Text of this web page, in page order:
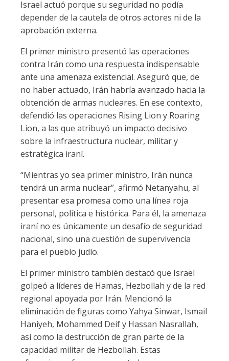
Israel actuó porque su seguridad no podía
depender de la cautela de otros actores ni de la
aprobación externa.
El primer ministro presentó las operaciones
contra Irán como una respuesta indispensable
ante una amenaza existencial. Aseguró que, de
no haber actuado, Irán habría avanzado hacia la
obtención de armas nucleares. En ese contexto,
defendió las operaciones Rising Lion y Roaring
Lion, a las que atribuyó un impacto decisivo
sobre la infraestructura nuclear, militar y
estratégica iraní.
“Mientras yo sea primer ministro, Irán nunca
tendrá un arma nuclear”, afirmó Netanyahu, al
presentar esa promesa como una línea roja
personal, política e histórica. Para él, la amenaza
iraní no es únicamente un desafío de seguridad
nacional, sino una cuestión de supervivencia
para el pueblo judío.
El primer ministro también destacó que Israel
golpeó a líderes de Hamas, Hezbollah y de la red
regional apoyada por Irán. Mencionó la
eliminación de figuras como Yahya Sinwar, Ismail
Haniyeh, Mohammed Deif y Hassan Nasrallah,
así como la destrucción de gran parte de la
capacidad militar de Hezbollah. Estas